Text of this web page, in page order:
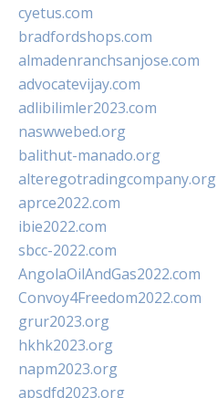
cyetus.com
bradfordshops.com
almadenranchsanjose.com
advocatevijay.com
adlibilimler2023.com
naswwebed.org
balithut-manado.org
alteregotradingcompany.org
aprce2022.com
ibie2022.com
sbcc-2022.com
AngolaOilAndGas2022.com
Convoy4Freedom2022.com
grur2023.org
hkhk2023.org
napm2023.org
apsdfd2023.org